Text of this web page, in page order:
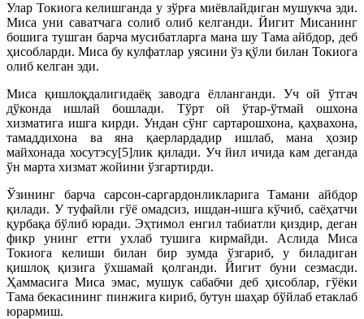
Улар Токиога келишганда у зўрға миёвлайдиган мушукча эди.
Миса уни саватчага солиб олиб келганди. Йигит Мисанинг
бошига тушган барча мусибатларга мана шу Тама айбдор, деб
ҳисобларди. Миса бу кулфатлар уясини ўз қўли билан Токиога
олиб келган эди.
Миса қишлоқдалигидаёқ заводга ёлланганди. Уч ой ўтгач
дўконда ишлай бошлади. Тўрт ой ўтар-ўтмай ошхона
хизматига ишга кирди. Ундан сўнг сартарошхона, қаҳвахона,
тамаддихона ва яна қаерлардадир ишлаб, мана ҳозир
майхонада хосутэсу[5]лик қилади. Уч йил ичида кам деганда
ўн марта хизмат жойини ўзгартирди.
Ўзининг барча сарсон-саргардонликларига Тамани айбдор
қилади. У туфайли гўё омадсиз, ишдан-ишга кўчиб, саёҳатчи
қурбақа бўлиб юради. Эҳтимол енгил табиатли қиздир, деган
фикр унинг етти ухлаб тушига кирмайди. Аслида Миса
Токиога келиши билан бир зумда ўзгариб, у биладиган
қишлоқ қизига ўхшамай қолганди. Йигит буни сезмасди.
Ҳаммасига Миса эмас, мушук сабабчи деб ҳисоблар, гўёки
Тама бекасининг пинжига кириб, бутун шаҳар бўйлаб етаклаб
юрармиш.